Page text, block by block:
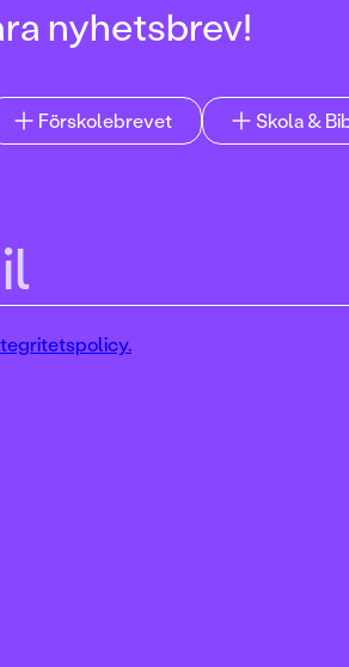
nyhetsbrev!
Förskolebrevet Skola &